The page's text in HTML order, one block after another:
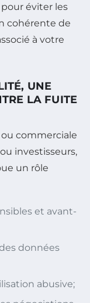
éviter les
cohérente de
à votre
UNE
LA FUITE
commerciale
investisseurs,
un rôle
et avant-
données
abusive;